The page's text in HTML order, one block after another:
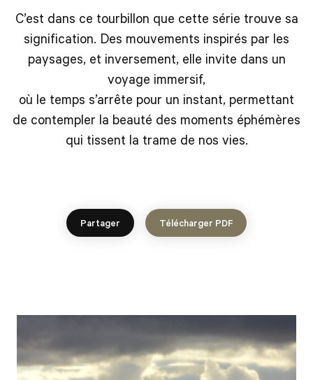
C’est dans ce tourbillon que cette série trouve sa
signification. Des mouvements inspirés par les
paysages, et inversement, elle invite dans un
voyage immersif,
où le temps s’arrête pour un instant, permettant
de contempler la beauté des moments éphémères
qui tissent la trame de nos vies.
Partager Télécharger PDF